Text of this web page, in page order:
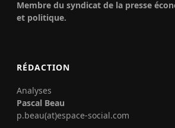
Membre du syndicat de la presse
et politique.
RÉDACTION
Analyses
Pascal Beau
p.beau(at)espace-social.com